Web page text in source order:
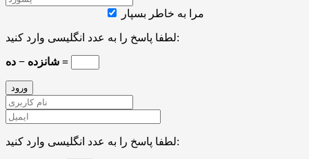
مرا به خاطر بسپار
لطفا پاسخ را به عدد انگلیسی وارد کنید:
شانزده − ده =
لطفا پاسخ را به عدد انگلیسی وارد کنید: